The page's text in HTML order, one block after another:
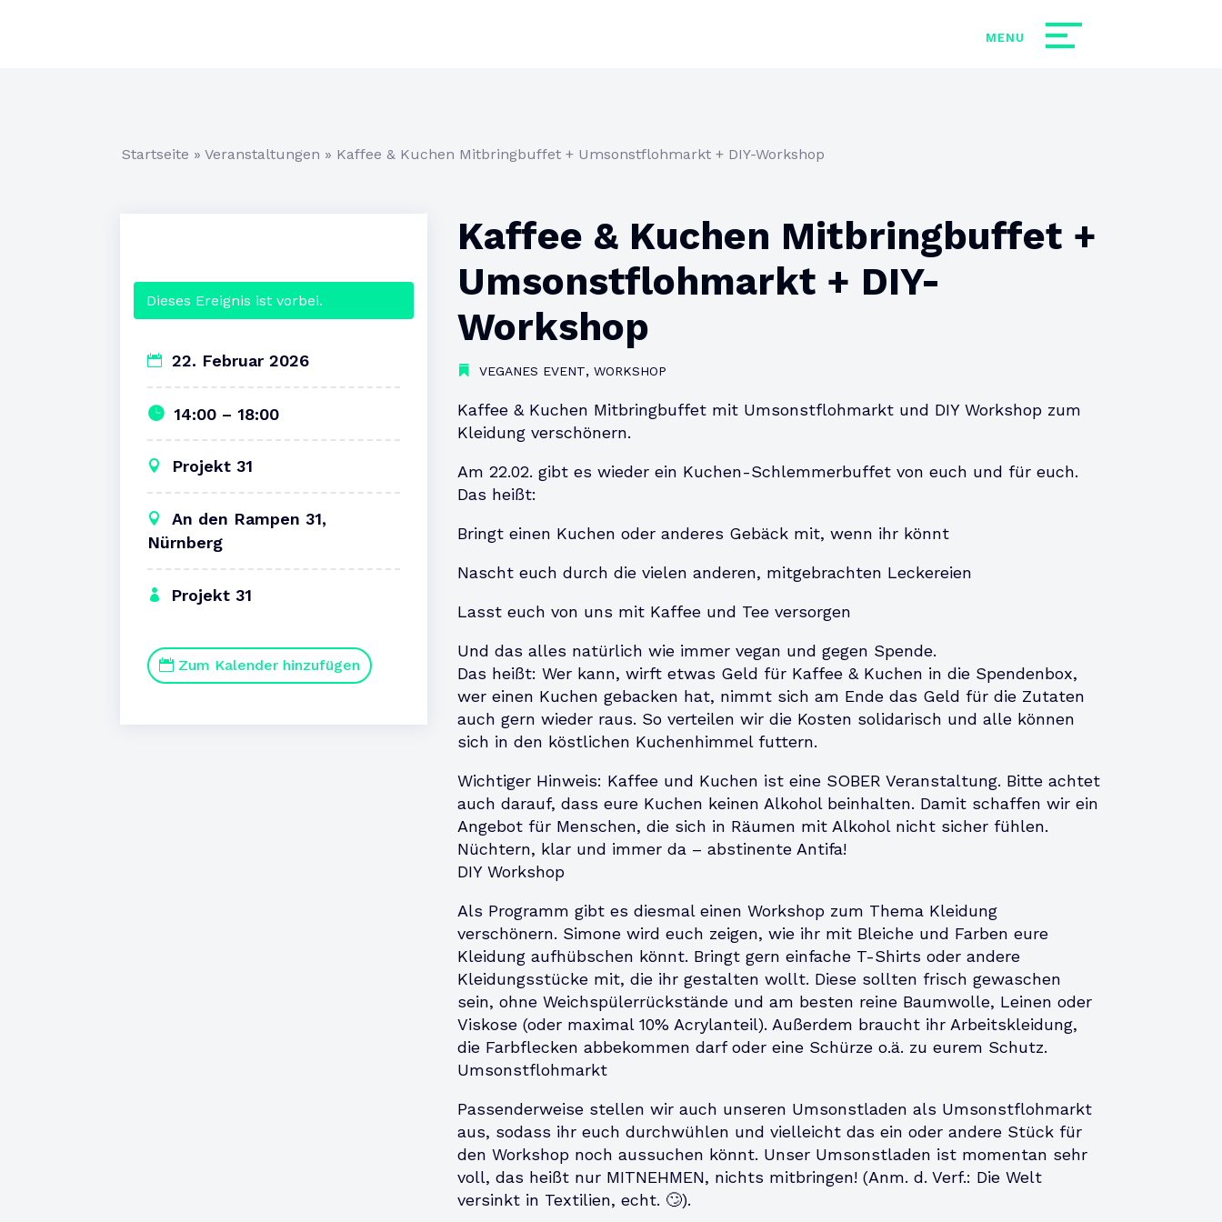
Startseite »Veranstaltungen » Kaffee & Kuchen Mitbringbuffet + Umsonstflohmarkt + DIY-Workshop
Dieses Ereignis ist vorbei.
22. Februar 2026
14:00 – 18:00
Projekt 31
An den Rampen 31,
Nürnberg
Projekt 31
Zum Kalender hinzufügen
Kaffee & Kuchen Mitbringbuffet +
Umsonstflohmarkt + DIY-
Workshop
VEGANES EVENT, WORKSHOP
Kaffee & Kuchen Mitbringbuffet mit Umsonstflohmarkt und DIY Workshop zum
Kleidung verschönern.
Am 22.02. gibt es wieder ein Kuchen-Schlemmerbuffet von euch und für euch.
Das heißt:
Bringt einen Kuchen oder anderes Gebäck mit, wenn ihr könnt
Nascht euch durch die vielen anderen, mitgebrachten Leckereien
Lasst euch von uns mit Kaffee und Tee versorgen
Und das alles natürlich wie immer vegan und gegen Spende.
Das heißt: Wer kann, wirft etwas Geld für Kaffee & Kuchen in die Spendenbox,
wer einen Kuchen gebacken hat, nimmt sich am Ende das Geld für die Zutaten
auch gern wieder raus. So verteilen wir die Kosten solidarisch und alle können
sich in den köstlichen Kuchenhimmel futtern.
Wichtiger Hinweis: Kaffee und Kuchen ist eine SOBER Veranstaltung. Bitte achtet
auch darauf, dass eure Kuchen keinen Alkohol beinhalten. Damit schaffen wir ein
Angebot für Menschen, die sich in Räumen mit Alkohol nicht sicher fühlen.
Nüchtern, klar und immer da – abstinente Antifa!
DIY Workshop
Als Programm gibt es diesmal einen Workshop zum Thema Kleidung
verschönern. Simone wird euch zeigen, wie ihr mit Bleiche und Farben eure
Kleidung aufhübschen könnt. Bringt gern einfache T-Shirts oder andere
Kleidungsstücke mit, die ihr gestalten wollt. Diese sollten frisch gewaschen
sein, ohne Weichspülerrückstände und am besten reine Baumwolle, Leinen oder
Viskose (oder maximal 10% Acrylanteil). Außerdem braucht ihr Arbeitskleidung,
die Farbflecken abbekommen darf oder eine Schürze o.ä. zu eurem Schutz.
Umsonstflohmarkt
Passenderweise stellen wir auch unseren Umsonstladen als Umsonstflohmarkt
aus, sodass ihr euch durchwühlen und vielleicht das ein oder andere Stück für
den Workshop noch aussuchen könnt. Unser Umsonstladen ist momentan sehr
voll, das heißt nur MITNEHMEN, nichts mitbringen! (Anm. d. Verf.: Die Welt
versinkt in Textilien, echt. 🙄).